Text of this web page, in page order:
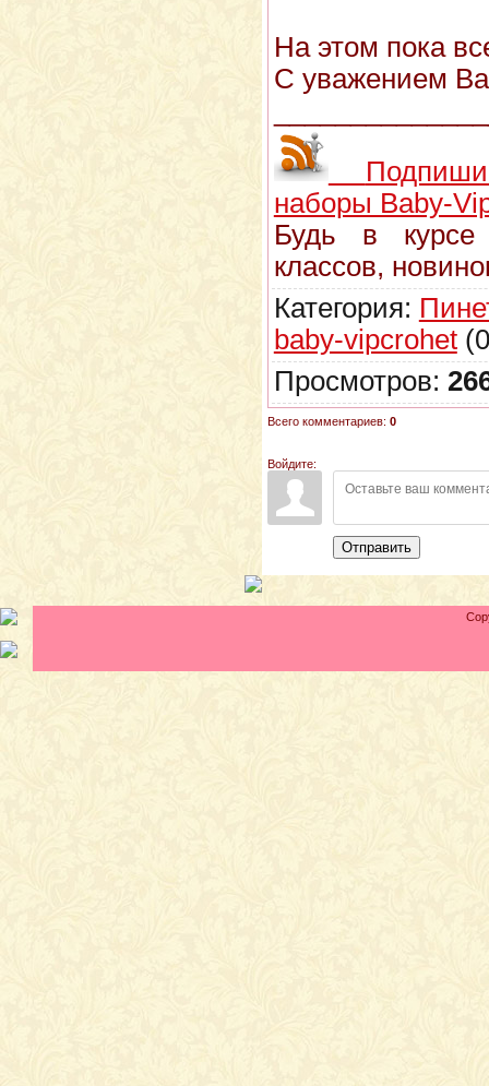
На этом пока
С уважением
наборы Baby-
Будь в
классов,
Категория:
baby-vipcrohet
Просмотров:
Всего комментариев: 0
Войдите:
Отправить